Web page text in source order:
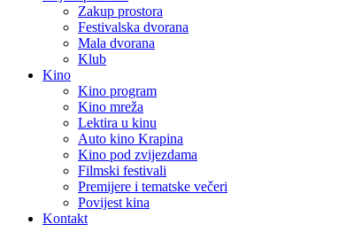
Zakup prostora
Festivalska dvorana
Mala dvorana
Klub
Kino
Kino program
Kino mreža
Lektira u kinu
Auto kino Krapina
Kino pod zvijezdama
Filmski festivali
Premijere i tematske večeri
Povijest kina
Kontakt